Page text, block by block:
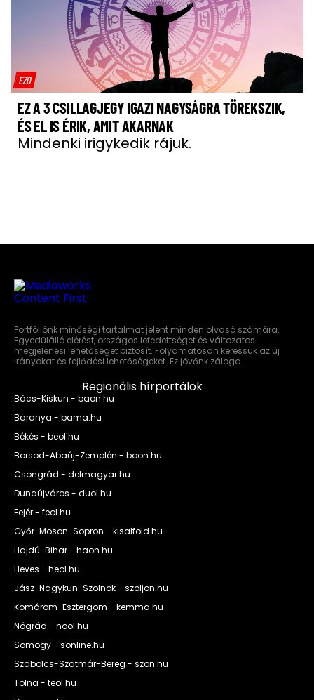
EZO
EZ A 3 CSILLAGJEGY IGAZI NAGYSÁGRA TÖREKSZIK,
ÉS EL IS ÉRIK, AMIT AKARNAK
Mindenki irigykedik rájuk.
Portfóliónk minőségi tartalmat jelent minden olvasó számára.
Egyedülálló elérést, országos lefedettséget és változatos
megjelenési lehetőséget biztosít. Folyamatosan keressük az új
irányokat és fejlődési lehetőségeket. Ez jövőnk záloga.
Regionális hírportálok
Bács-Kiskun - baon.hu
Baranya - bama.hu
Békés - beol.hu
Borsod-Abaúj-Zemplén - boon.hu
Csongrád - delmagyar.hu
Dunaújváros - duol.hu
Fejér - feol.hu
Győr-Moson-Sopron - kisalfold.hu
Hajdú-Bihar - haon.hu
Heves - heol.hu
Jász-Nagykun-Szolnok - szoljon.hu
Komárom-Esztergom - kemma.hu
Nógrád - nool.hu
Somogy - sonline.hu
Szabolcs-Szatmár-Bereg - szon.hu
Tolna - teol.hu